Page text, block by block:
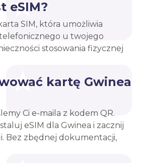
eSIM?
SIM, która umożliwia
u twojego
stosowania fizycznej
kartę Gwinea
Ci e-maila z kodem QR.
eSIM dla Gwinea i zacznij
Bez zbędnej dokumentacji,